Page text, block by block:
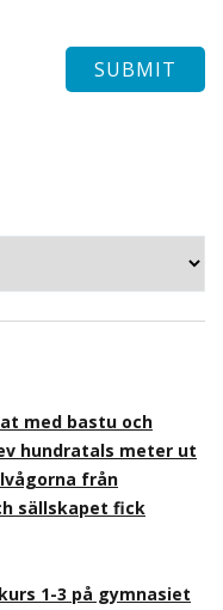
med bastu och
hundratals meter ut
från
sällskapet fick
1-3 på gymnasiet